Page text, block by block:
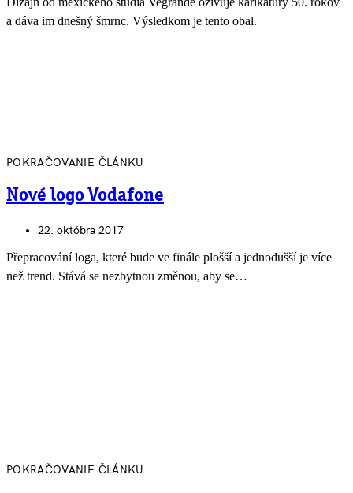
a dáva im dnešný šmrnc. Výsledkom je tento obal.
POKRAČOVANIE ČLÁNKU
Nové logo Vodafone
22. októbra 2017
Přepracování loga, které bude ve finále plošší a jednodušší je více
než trend. Stává se nezbytnou změnou, aby se…
POKRAČOVANIE ČLÁNKU